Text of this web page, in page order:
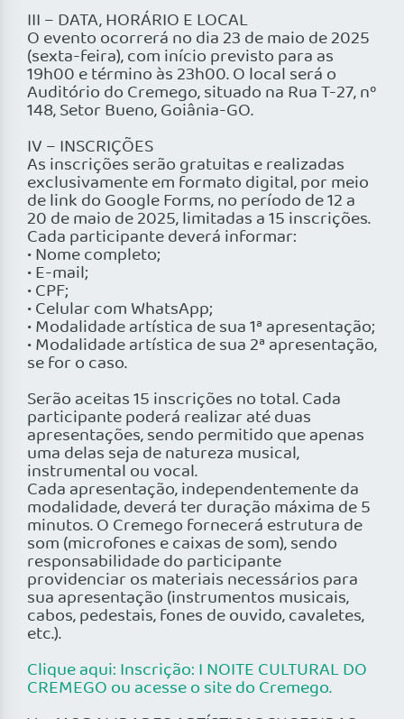
III – DATA, HORÁRIO E LOCAL
O evento ocorrerá no dia 23 de maio de 2025
(sexta-feira), com início previsto para as
19h00 e término às 23h00. O local será o
Auditório do Cremego, situado na Rua T-27, nº
148, Setor Bueno, Goiânia-GO.
IV – INSCRIÇÕES
As inscrições serão gratuitas e realizadas
exclusivamente em formato digital, por meio
de link do Google Forms, no período de 12 a
20 de maio de 2025, limitadas a 15 inscrições.
Cada participante deverá informar:
• Nome completo;
• E-mail;
• CPF;
• Celular com WhatsApp;
• Modalidade artística de sua 1ª apresentação;
• Modalidade artística de sua 2ª apresentação,
se for o caso.
Serão aceitas 15 inscrições no total. Cada
participante poderá realizar até duas
apresentações, sendo permitido que apenas
uma delas seja de natureza musical,
instrumental ou vocal.
Cada apresentação, independentemente da
modalidade, deverá ter duração máxima de 5
minutos. O Cremego fornecerá estrutura de
som (microfones e caixas de som), sendo
responsabilidade do participante
providenciar os materiais necessários para
sua apresentação (instrumentos musicais,
cabos, pedestais, fones de ouvido, cavaletes,
etc.).
Clique aqui: Inscrição: I NOITE CULTURAL DO
CREMEGO ou acesse o site do Cremego.